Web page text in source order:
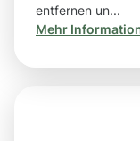
entfernen un...
Mehr